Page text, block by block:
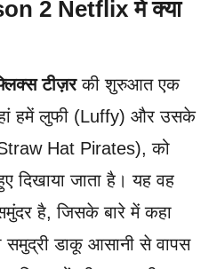
2 Netflix में क्या
टीज़रकी शुरुआत एक
हमें लुफी (Luffy) और उसके
Hat Pirates), को
दिखाया जाता है। यह वह
है, जिसके बारे में कहा
समुद्री डाकू आसानी से वापस